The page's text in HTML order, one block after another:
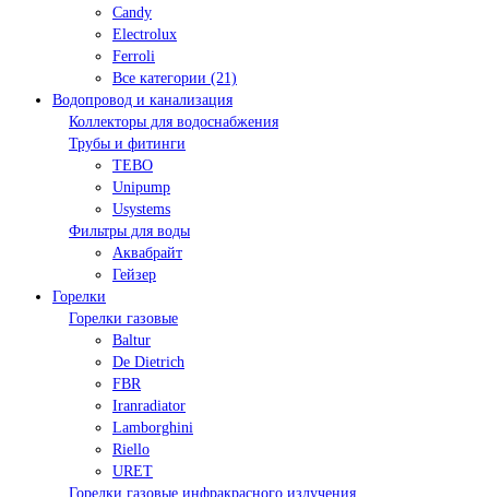
Candy
Electrolux
Ferroli
Все категории (21)
Водопровод и канализация
Коллекторы для водоснабжения
Трубы и фитинги
TEBO
Unipump
Usystems
Фильтры для воды
Аквабрайт
Гейзер
Горелки
Горелки газовые
Baltur
De Dietrich
FBR
Iranradiator
Lamborghini
Riello
URET
Горелки газовые инфракрасного излучения